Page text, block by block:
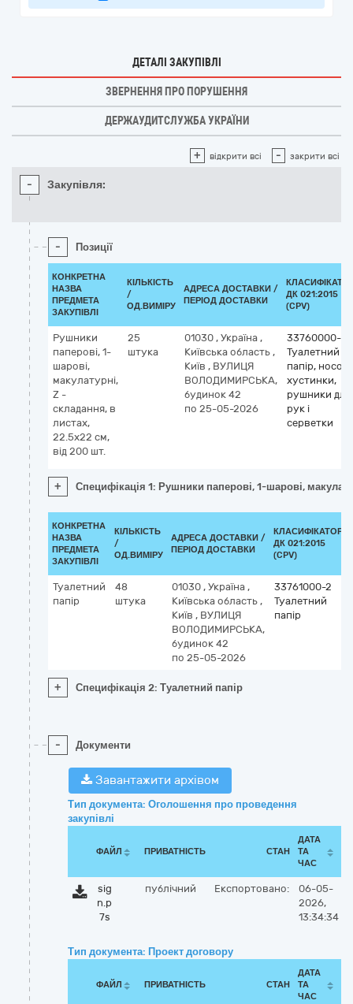
ДЕТАЛІ ЗАКУПІВЛІ
ЗВЕРНЕННЯ ПРО ПОРУШЕННЯ
ДЕРЖАУДИТСЛУЖБА УКРАЇНИ
+ відкрити всі - закрити всі
- Закупівля:
- Позиції
КОНКРЕТНА
НАЗВА
ПРЕДМЕТА
ЗАКУПІВЛІ
КІЛЬКІСТЬ
/
ОД.ВИМІРУ
АДРЕСА ДОСТАВКИ /
ПЕРІОД ДОСТАВКИ
ДК 021:2015
(CPV)
Рушники
паперові, 1-
шарові,
макулатурні,
Z -
складання, в
листах,
22.5x22 см,
від 200 шт.
25
штука
01030 , Україна ,
Київська область ,
Київ , ВУЛИЦЯ
ВОЛОДИМИРСЬКА,
будинок 42
по 25-05-2026
33760000-5
Туалетний
папір, носові
хустинки,
рушники для
рук і
серветки
+ Специфікація 1: Рушники паперові, 1-шарові,
КОНКРЕТНА
НАЗВА
ПРЕДМЕТА
ЗАКУПІВЛІ
КІЛЬКІСТЬ
/
ОД.ВИМІРУ
АДРЕСА ДОСТАВКИ /
ПЕРІОД ДОСТАВКИ
КЛАСИФІКАТОР
ДК 021:2015
(CPV)
Туалетний
папір
48
штука
01030 , Україна ,
Київська область ,
Київ , ВУЛИЦЯ
ВОЛОДИМИРСЬКА,
будинок 42
по 25-05-2026
33761000-2
Туалетний
папір
+ Специфікація 2: Туалетний папір
- Документи
Завантажити архівом
Тип документа: Оголошення про проведення
закупівлі
ФАЙЛ ПРИВАТНІСТЬ СТАН
ДАТА
ТА
ЧАС
sig
n.p
7s
публічний Експортовано:
06-05-
2026,
13:34:34
Тип документа: Проект договору
ФАЙЛ ПРИВАТНІСТЬ СТАН
ДАТА
ТА
ЧАС